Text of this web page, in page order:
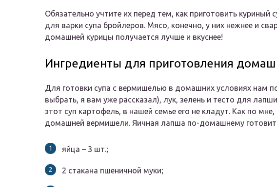
Обязательно учтите их перед тем, как приготовить куриный
для варки супа бройлеров. Мясо, конечно, у них нежнее и
домашней курицы получается лучше и вкуснее!
Ингредиенты для приготовления
Для готовки супа с вермишелью в домашних условиях нам
выбрать, я вам уже рассказал), лук, зелень и тесто для
этот суп картофель, в нашей семье его не кладут. Как по
домашней вермишели. Яичная лапша по-домашнему
яйца – 3 шт.;
2 стакана пшеничной муки;